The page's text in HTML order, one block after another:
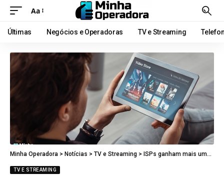
Aa
Últimas Negócios e Operadoras TV e Streaming
Minha Operadora > Notícias > TV e Streaming > ISPs ganham mais uma opção de serviço com app VoD da MultTV
TV E STREAMING